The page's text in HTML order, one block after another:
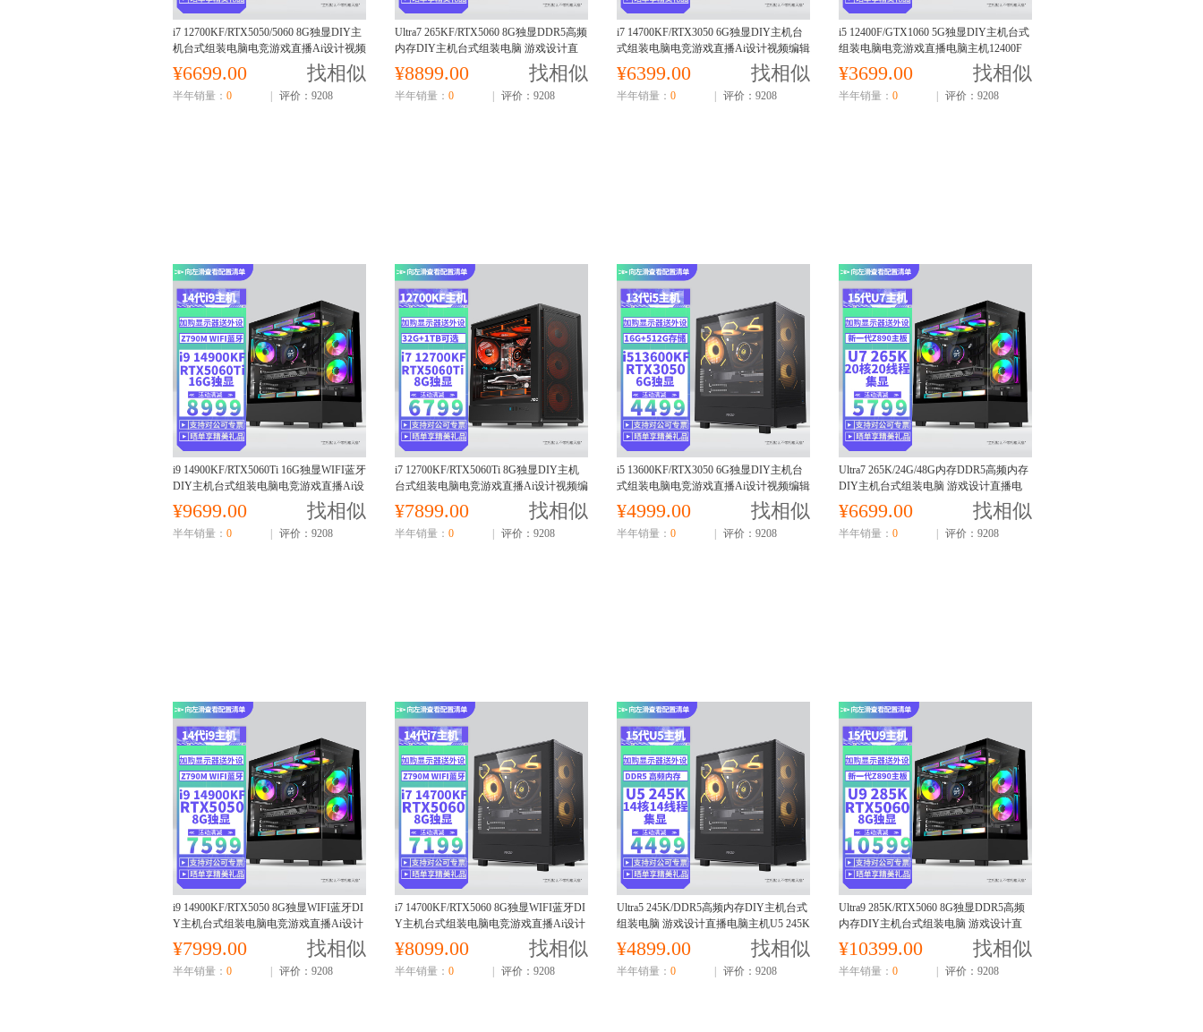
i7 12700KF/RTX5050/5060 8G独显DIY主
机台式组装电脑电竞游戏直播Ai设计视频
编辑电脑主机12700KF主机
¥6699.00 找相似
半年销量： 0 评价：9208
Ultra7 265KF/RTX5060 8G独显DDR5高频
内存DIY主机台式组装电脑 游戏设计直
播电脑主机U7 265K核显
¥8899.00 找相似
半年销量： 0 评价：9208
i7 14700KF/RTX3050 6G独显DIY主机台
式组装电脑电竞游戏直播Ai设计视频编辑
电脑主机14700KF主机
¥6399.00 找相似
半年销量： 0 评价：9208
i5 12400F/GTX1060 5G独显DIY主机台式
组装电脑电竞游戏直播电脑主机12400F
主机
¥3699.00 找相似
半年销量： 0 评价：9208
i9 14900KF/RTX5060Ti 16G独显WIFI蓝牙
DIY主机台式组装电脑电竞游戏直播Ai设
计视频编辑电脑主机14900KF主机
¥9699.00 找相似
半年销量： 0 评价：9208
i7 12700KF/RTX5060Ti 8G独显DIY主机
台式组装电脑电竞游戏直播Ai设计视频编
辑电脑主机5060Ti主机
¥7899.00 找相似
半年销量： 0 评价：9208
i5 13600KF/RTX3050 6G独显DIY主机台
式组装电脑电竞游戏直播Ai设计视频编辑
电脑主机13600KF主机
¥4999.00 找相似
半年销量： 0 评价：9208
Ultra7 265K/24G/48G内存DDR5高频内存
DIY主机台式组装电脑 游戏设计直播电
脑主机U7 265K核显
¥6699.00 找相似
半年销量： 0 评价：9208
i9 14900KF/RTX5050 8G独显WIFI蓝牙DI
Y主机台式组装电脑电竞游戏直播Ai设计
视频编辑电脑主机14900KF主机
¥7999.00 找相似
半年销量： 0 评价：9208
i7 14700KF/RTX5060 8G独显WIFI蓝牙DI
Y主机台式组装电脑电竞游戏直播Ai设计
视频编辑电脑主机14700KF主机
¥8099.00 找相似
半年销量： 0 评价：9208
Ultra5 245K/DDR5高频内存DIY主机台式
组装电脑 游戏设计直播电脑主机U5 245K
核显
¥4899.00 找相似
半年销量： 0 评价：9208
Ultra9 285K/RTX5060 8G独显DDR5高频
内存DIY主机台式组装电脑 游戏设计直
播电脑主机U9 285K核显
¥10399.00 找相似
半年销量： 0 评价：9208